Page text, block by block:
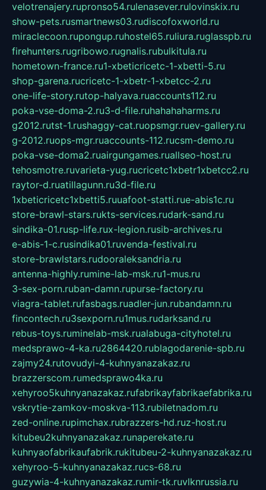
velotrenajery.rupronso54.rulenasever.rulovinskix.ru
show-pets.rusmartnews03.rudiscofoxworld.ru
miraclecoon.rupongup.ruhostel65.ruliura.ruglasspb.ru
firehunters.rugribowo.rugnalis.rubulkitula.ru
hometown-france.ru1-xbeticricetc-1-xbetti-5.ru
shop-garena.rucricetc-1-xbetr-1-xbetcc-2.ru
one-life-story.rutop-halyava.ruaccounts112.ru
poka-vse-doma-2.ru3-d-file.ruhahahaharms.ru
g2012.rutst-1.rushaggy-cat.ruopsmgr.ruev-gallery.ru
g-2012.ruops-mgr.ruaccounts-112.rucsm-demo.ru
poka-vse-doma2.ruairgungames.ruallseo-host.ru
tehosmotre.ruvarieta-yug.rucricetc1xbetr1xbetcc2.ru
raytor-d.ruatillagunn.ru3d-file.ru
1xbeticricetc1xbetti5.ruuafoot-statti.rue-abis1c.ru
store-brawl-stars.rukts-services.rudark-sand.ru
sindika-01.rusp-life.rux-legion.rusib-archives.ru
e-abis-1-c.rusindika01.ruvenda-festival.ru
store-brawlstars.rudooraleksandria.ru
antenna-highly.rumine-lab-msk.ru1-mus.ru
3-sex-porn.ruban-damn.rupurse-factory.ru
viagra-tablet.rufasbags.ruadler-jun.rubandamn.ru
fincontech.ru3sexporn.ru1mus.rudarksand.ru
rebus-toys.ruminelab-msk.rualabuga-cityhotel.ru
medsprawo-4-ka.ru2864420.rublagodarenie-spb.ru
zajmy24.rutovudyi-4-kuhnyanazakaz.ru
brazzerscom.rumedsprawo4ka.ru
xehyroo5kuhnyanazakaz.rufabrikayfabrikaefabrika.ru
vskrytie-zamkov-moskva-113.rubiletnadom.ru
zed-online.rupimchax.rubrazzers-hd.ruz-host.ru
kitubeu2kuhnyanazakaz.runaperekate.ru
kuhnyaofabrikaufabrik.rukitubeu-2-kuhnyanazakaz.ru
xehyroo-5-kuhnyanazakaz.rucs-68.ru
guzywia-4-kuhnyanazakaz.rumir-tk.ruvlknrussia.ru